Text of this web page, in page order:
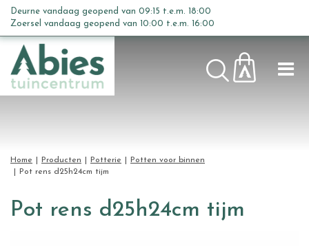
n
Home Producten Potterie
Potten voor binnen
Pot rens d25h24cm tijm
Deurne vandaag geopend van 09:15 t.e.m. 18:00
Zoersel vandaag geopend van 10:00 t.e.m. 16:00
Pot rens d25h24cm tijm